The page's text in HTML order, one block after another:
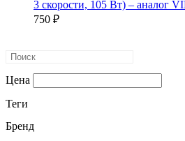
3 скорости, 105 Вт) – аналог
750 ₽
Цена
Теги
Бренд